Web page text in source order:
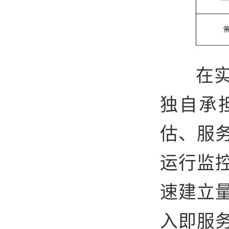
在
独自承
估、服
运行监
速建立
入即服